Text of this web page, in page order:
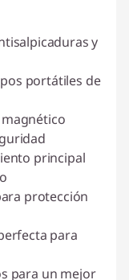
y
portátiles de
principal
protección
para
para un mejor